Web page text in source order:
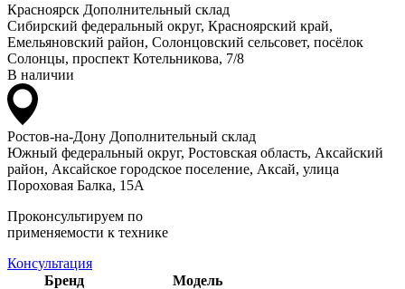
Красноярск Дополнительный склад
Сибирский федеральный округ, Красноярский край,
Емельяновский район, Солонцовский сельсовет, посёлок
Солонцы, проспект Котельникова, 7/8
В наличии
Ростов-на-Дону Дополнительный склад
Южный федеральный округ, Ростовская область, Аксайский
район, Аксайское городское поселение, Аксай, улица
Пороховая Балка, 15А
Проконсультируем по
применяемости к технике
Консультация
Бренд
Модель